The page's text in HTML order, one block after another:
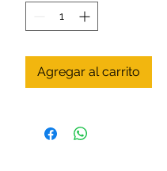
Agregar al carrito